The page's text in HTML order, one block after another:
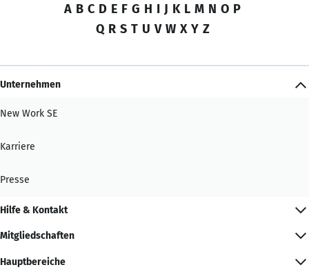
A B C D E F G H I J K L M N O P
Q R S T U V W X Y Z
Unternehmen
New Work SE
Karriere
Presse
Hilfe & Kontakt
Mitgliedschaften
Hauptbereiche